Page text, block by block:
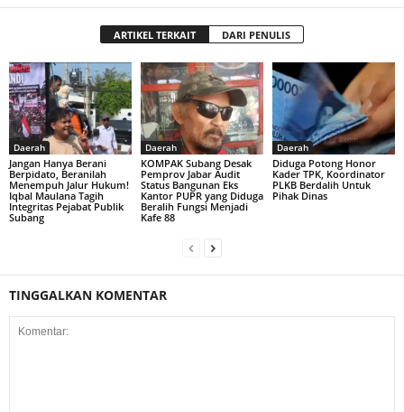
ARTIKEL TERKAIT DARI PENULIS
Daerah
Jangan Hanya Berani
Berpidato, Beranilah
Menempuh Jalur Hukum!
Iqbal Maulana Tagih
Integritas Pejabat Publik
Subang
Daerah
KOMPAK Subang Desak
Pemprov Jabar Audit
Status Bangunan Eks
Kantor PUPR yang Diduga
Beralih Fungsi Menjadi
Kafe 88
Daerah
Diduga Potong Honor
Kader TPK, Koordinator
PLKB Berdalih Untuk
Pihak Dinas
TINGGALKAN KOMENTAR